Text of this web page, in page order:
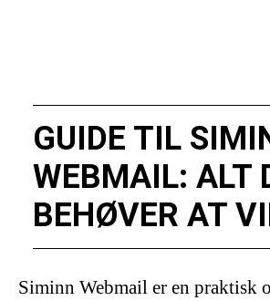
GUIDE TIL
WEBMAIL: ALT
BEHØVER AT
Siminn Webmail er en praktisk